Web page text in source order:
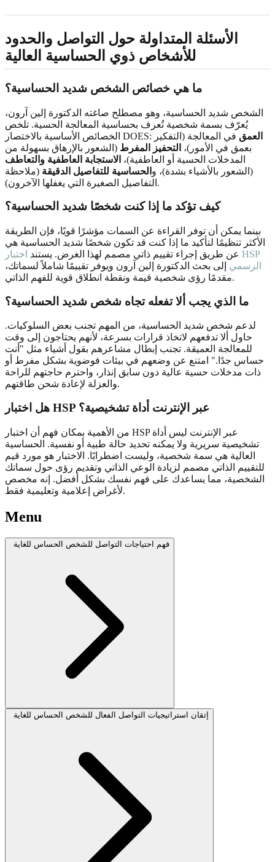
الأسئلة المتداولة حول التواصل والحدود
للأشخاص ذوي الحساسية العالية
ما هي خصائص الشخص شديد الحساسية؟
الشخص شديد الحساسية، وهو مصطلح صاغته الدكتورة إلين آرون،
يُعرّف بسمة شخصية تُعرف بحساسية المعالجة الحسية. تلخص
الخصائص الأساسية بالاختصار DOES:
العمق في المعالجة (التفكير
بعمق في الأمور)، التحفيز المفرط (الشعور بالإرهاق بسهولة من
المدخلات الحسية أو العاطفية)، الاستجابة العاطفية والتعاطف
(الشعور بالأشياء بشدة)، و الحساسية للتفاصيل الدقيقة (ملاحظة
التفاصيل الصغيرة التي يغفلها الآخرون).
كيف تؤكد ما إذا كنت شخصًا شديد الحساسية؟
بينما يمكن أن توفر القراءة عن السمات مؤشرًا قويًا، فإن الطريقة
الأكثر تنظيمًا لتأكيد ما إذا كنت قد تكون شخصًا شديد الحساسية هي
عن طريق إجراء تقييم ذاتي مصمم لهذا الغرض. يستند اختبار HSP
الرسمي إلى بحث الدكتورة إلين آرون ويوفر تقييمًا شاملاً لسماتك،
مقدمًا رؤى شخصية قيمة ونقطة انطلاق قوية للفهم الذاتي.
ما الذي يجب ألا تفعله تجاه شخص شديد الحساسية؟
لدعم شخص شديد الحساسية، من المهم تجنب بعض السلوكيات.
حاول ألا تدفعهم لاتخاذ قرارات بسرعة، لأنهم يحتاجون إلى وقت
للمعالجة العميقة. تجنب إبطال مشاعرهم بقول أشياء مثل "أنت
حساس جدًا." امتنع عن وضعهم في بيئات فوضوية بشكل مفرط أو
ذات مدخلات حسية عالية دون سابق إنذار، واحترم حاجتهم للراحة
والعزلة لإعادة شحن طاقتهم.
هل اختبار HSP عبر الإنترنت أداة تشخيصية؟
من الأهمية بمكان فهم أن اختبار HSP عبر الإنترنت ليس أداة
تشخيصية سريرية ولا يمكنه تحديد حالة طبية أو نفسية. الحساسية
العالية هي سمة شخصية، وليست اضطرابًا. الاختبار هو مورد قيم
للتقييم الذاتي مصمم لزيادة الوعي الذاتي وتقديم رؤى حول سماتك
الشخصية، مما يساعدك على فهم نفسك بشكل أفضل. إنه مخصص
لأغراض إعلامية وتعليمية فقط.
Menu
فهم احتياجات التواصل للشخص الحساس للغاية
إتقان استراتيجيات التواصل الفعال للشخص الحساس للغاية